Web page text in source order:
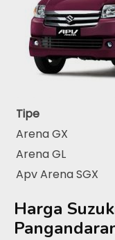
Tipe
Arena GX
Arena GL
Apv Arena SGX
Harga